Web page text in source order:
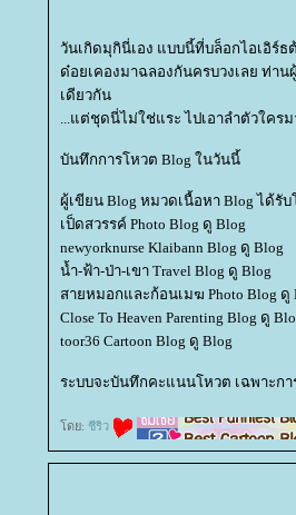
วันเกิดมุกินี่เอง แบบนี้ที่บล็อกไอเอิร์
ด๋อยเคองมาฉลองกันครบวงเลย ท่าน
เดียวกัน
...แต่ชุดนี่ไม่ใช่แระ ไปเอาลำตัวใครม
บันทึกการโหวต Blog ในวันนี้
ผู้เขียน Blog หมวดเนื้อหา Blog ได้รับ
เป็ดสวรรค์ Photo Blog ดู Blog
newyorknurse Klaibann Blog ดู Blog
น้ำ-ฟ้า-ป่า-เขา Travel Blog ดู Blog
สายหมอกและก้อนเมฆ Photo Blog ดู
Close To Heaven Parenting Blog ดู
toor36 Cartoon Blog ดู Blog
ระบบจะบันทึกคะแนนโหวต เฉพาะก
ดย: ชีริว